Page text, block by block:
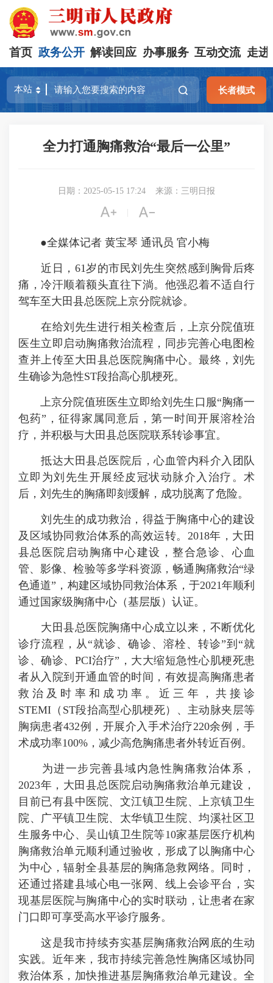
首页 政务公开 解读回应 办事服务 互动交流 走进
长者模式
全力打通胸痛救治“最后一公里”
日期：2025-05-15 17:24 来源：三明日报
 
●全媒体记者 黄宝琴 通讯员 官小梅
近日，61岁的市民刘先生突然感到胸骨后疼
痛，冷汗顺着额头直往下淌。他强忍着不适自行
驾车至大田县总医院上京分院就诊。
在给刘先生进行相关检查后，上京分院值班
医生立即启动胸痛救治流程，同步完善心电图检
查并上传至大田县总医院胸痛中心。最终，刘先
生确诊为急性ST段抬高心肌梗死。
上京分院值班医生立即给刘先生口服“胸痛一
包药”，征得家属同意后，第一时间开展溶栓治
疗，并积极与大田县总医院联系转诊事宜。
抵达大田县总医院后，心血管内科介入团队
立即为刘先生开展经皮冠状动脉介入治疗。术
后，刘先生的胸痛即刻缓解，成功脱离了危险。
刘先生的成功救治，得益于胸痛中心的建设
及区域协同救治体系的高效运转。2018年，大田
县总医院启动胸痛中心建设，整合急诊、心血
管、影像、检验等多学科资源，畅通胸痛救治“绿
色通道”，构建区域协同救治体系，于2021年顺利
通过国家级胸痛中心（基层版）认证。
大田县总医院胸痛中心成立以来，不断优化
诊疗流程，从“就诊、确诊、溶栓、转诊”到“就
诊、确诊、PCI治疗”，大大缩短急性心肌梗死患
者从入院到开通血管的时间，有效提高胸痛患者
救治及时率和成功率。近三年，共接诊
STEMI（ST段抬高型心肌梗死）、主动脉夹层等
胸病患者432例，开展介入手术治疗220余例，手
术成功率100%，减少高危胸痛患者外转近百例。
为进一步完善县域内急性胸痛救治体系，
2023年，大田县总医院启动胸痛救治单元建设，
目前已有县中医院、文江镇卫生院、上京镇卫生
院、广平镇卫生院、太华镇卫生院、均溪社区卫
生服务中心、吴山镇卫生院等10家基层医疗机构
胸痛救治单元顺利通过验收，形成了以胸痛中心
为中心，辐射全县基层的胸痛急救网络。同时，
还通过搭建县域心电一张网、线上会诊平台，实
现基层医院与胸痛中心的实时联动，让患者在家
门口即可享受高水平诊疗服务。
这是我市持续夯实基层胸痛救治网底的生动
实践。近年来，我市持续完善急性胸痛区域协同
救治体系，加快推进基层胸痛救治单元建设。全